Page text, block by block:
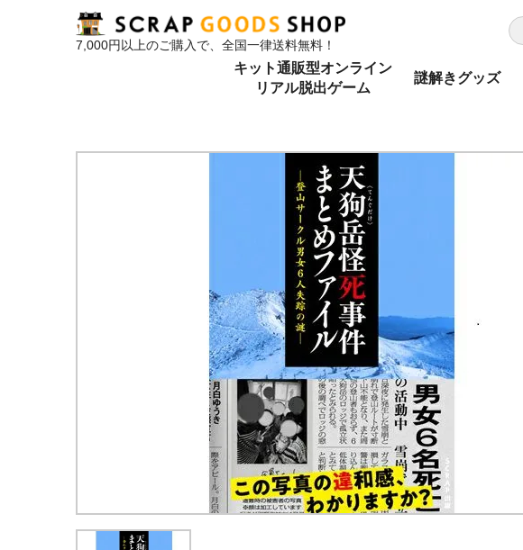
7,000円以上のご購入で、全国一律送料無料！
キット通販型オンライン
リアル脱出ゲーム
謎解きグッズ